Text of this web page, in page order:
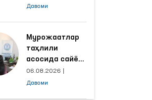
ҳудудлар
ишлаш йўлга
қўйилди
Давоми
Мурожаатлар
таҳлили
асосида сайёр
қабул
ўтказиладиган
06.08.2026
Давоми